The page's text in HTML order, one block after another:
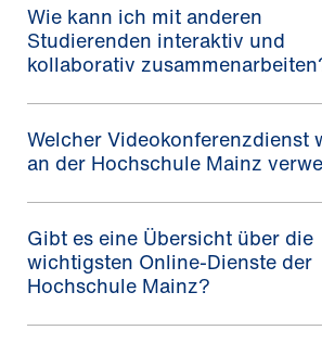
Wie kann ich mit anderen
Studierenden interaktiv und
kollaborativ
Welcher Videokonferenzdienst
an der Hochschule Mainz
Gibt es eine Übersicht über die
wichtigsten Online-Dienste der
Hochschule Mainz?